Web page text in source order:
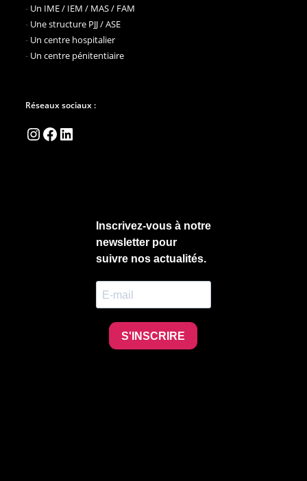
- Un IME / IEM / MAS / FAM
- Une structure PJJ / ASE
- Un centre hospitalier
- Un centre pénitentiaire
Réseaux sociaux :
Instagram
Facebook
LinkedIn